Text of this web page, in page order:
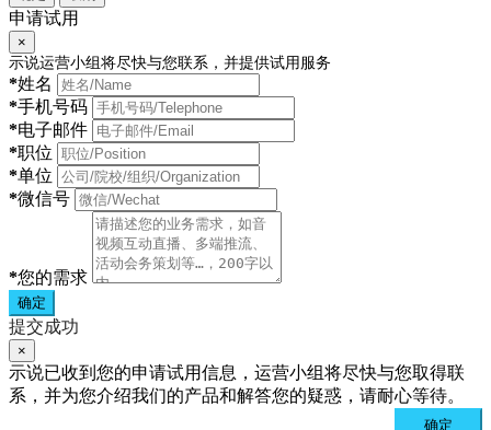
申请试用
×
示说运营小组将尽快与您联系，并提供试用服务
*姓名
*手机号码
*电子邮件
*职位
*单位
*微信号
*您的需求
确定
提交成功
×
示说已收到您的申请试用信息，运营小组将尽快与您取得联
系，并为您介绍我们的产品和解答您的疑惑，请耐心等待。
确定